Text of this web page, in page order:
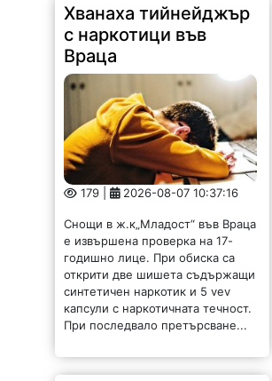
Хванаха тийнейджър
с наркотици във
Враца
179 | 2026-08-07 10:37:16
Снощи в ж.к„Младост“ във Враца
е извършена проверка на 17-
годишно лице. При обиска са
открити две шишета съдържащи
синтетичен наркотик и 5 vev
капсули с наркотичната течност.
При последвало претърсване...